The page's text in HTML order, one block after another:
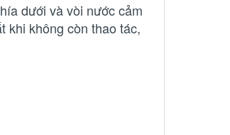
dưới và vòi nước cảm
khi không còn thao tác,